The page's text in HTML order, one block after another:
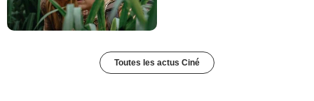
Toutes les actus Ciné